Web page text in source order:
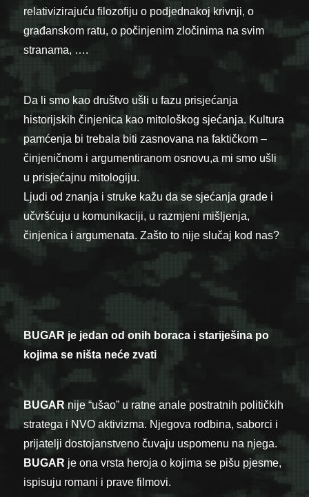
relativizirajuću filozofiju o podjednakoj krivnji, o
građanskom ratu, o počinjenim zločinima na svim
stranama, ….
Da li smo kao društvo ušli u fazu prisjećanja
historijskih činjenica kao mitološkog sjećanja. Kultura
pamćenja bi trebala biti zasnovana na faktičkom –
činjeničnom i argumentiranom osnovu,a mi smo ušli
u prisjećajnu mitologiju.
Ljudi od znanja i struke kažu da se sjećanja grade i
učvršćuju u komunikaciji, u razmjeni mišljenja,
činjenica i argumenata. Zašto to nije slučaj kod nas?
BUGAR je jedan od onih boraca i stariješina po
kojima se ništa neće zvati
BUGARnije “ušao” u ratne anale postratnih političkih
stratega i NVO aktivizma. Njegova rodbina, saborci i
prijatelji dostojanstveno čuvaju uspomenu na njega.
BUGAR je ona vrsta heroja o kojima se pišu pjesme,
ispisuju romani i prave filmovi.